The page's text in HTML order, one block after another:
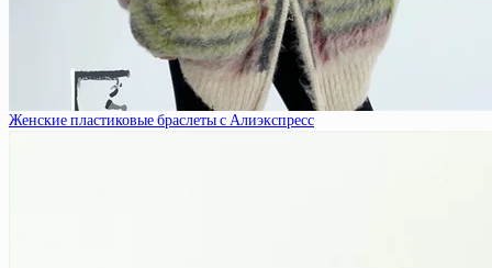
Женские пластиковые браслеты с Алиэкспресс